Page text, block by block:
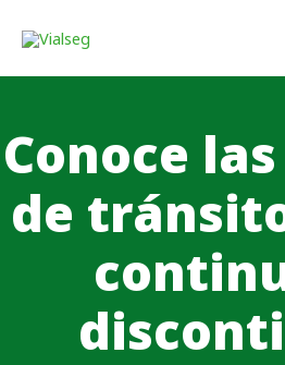
Conoce
de